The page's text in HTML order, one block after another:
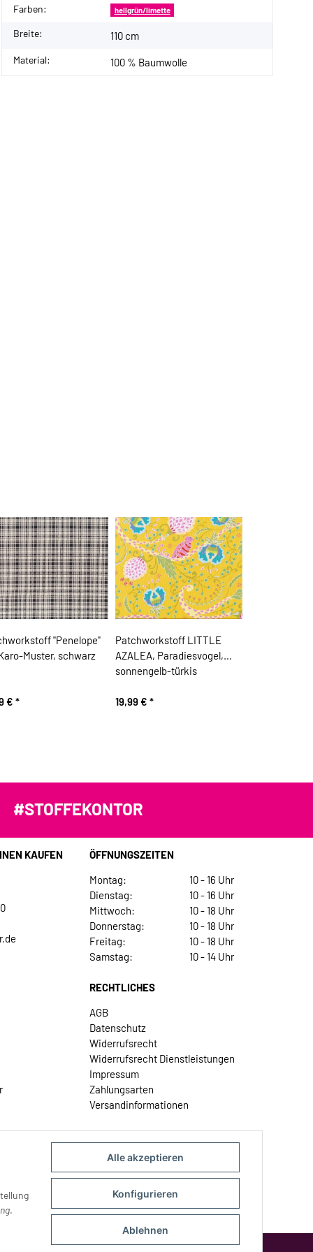
Alle akzeptieren
Konfigurieren
Ablehnen
.
Farben: hellgrün/limette
Breite: 110 cm
Material: 100 % Baumwolle
"Penelope"
Muster, schwarz
€ *
Patchworkstoff LITTLE
AZALEA, Paradiesvogel,
sonnengelb-türkis
19,99 € *
#STOFFEKONTOR
KAUFEN
ÖFFNUNGSZEITEN
Montag:
10 - 16 Uhr
Dienstag:
10 - 16 Uhr
Mittwoch:
10 - 18 Uhr
Donnerstag:
10 - 18 Uhr
Freitag:
10 - 18 Uhr
Samstag:
10 - 14 Uhr
RECHTLICHES
AGB
Datenschutz
Widerrufsrecht
Widerrufsrecht Dienstleistungen
Impressum
Zahlungsarten
Versandinformationen